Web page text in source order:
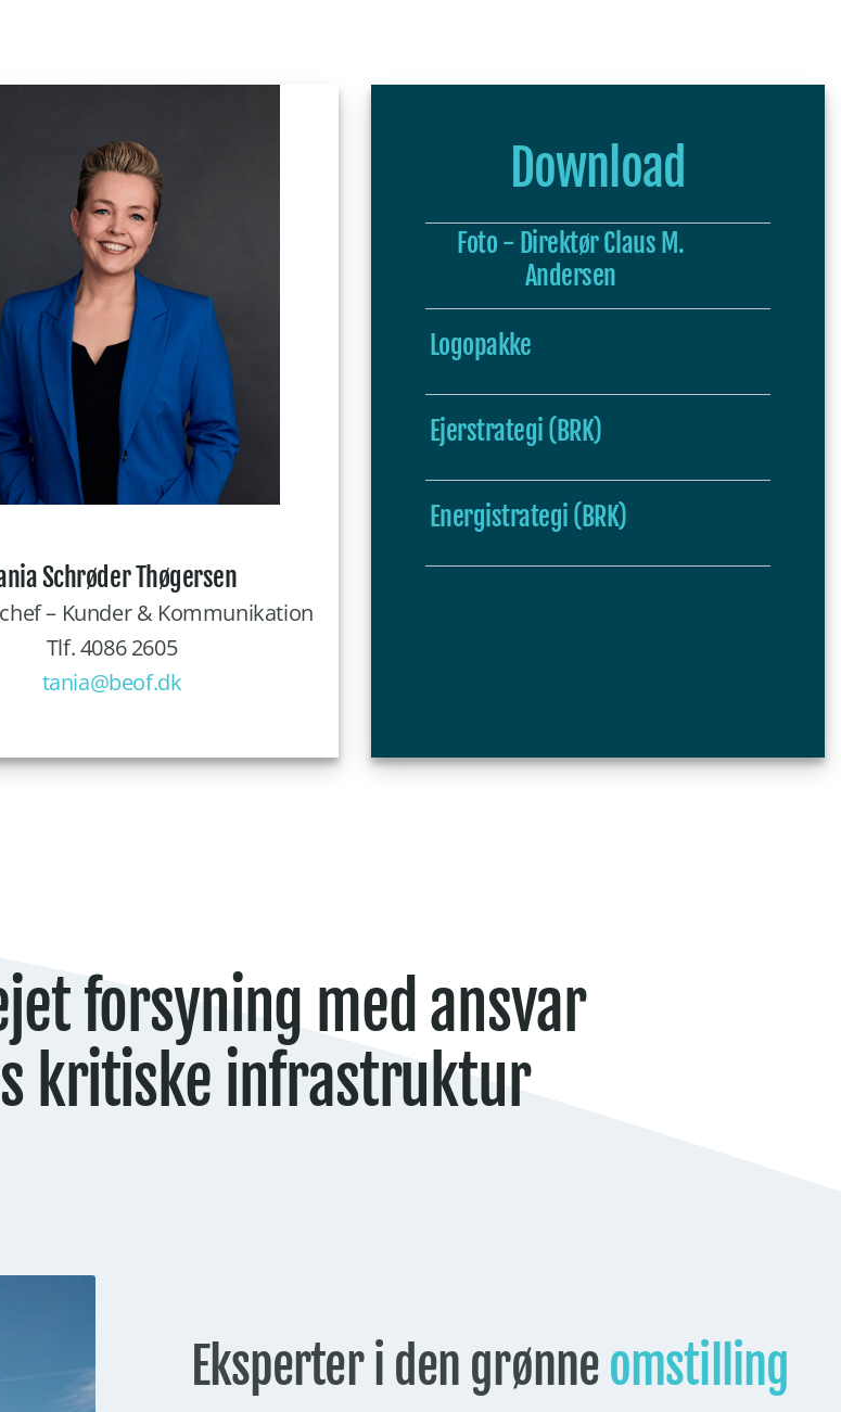
Schrøder Thøgersen
– Kunder & Kommunikation
Tlf. 4086 2605
tania@beof.dk
Download
Foto - Direktør Claus M.
Andersen
Logopakke
Ejerstrategi (BRK)
Energistrategi (BRK)
forsyning med ansvar
kritiske infrastruktur
Eksperter i den grønneomstilling